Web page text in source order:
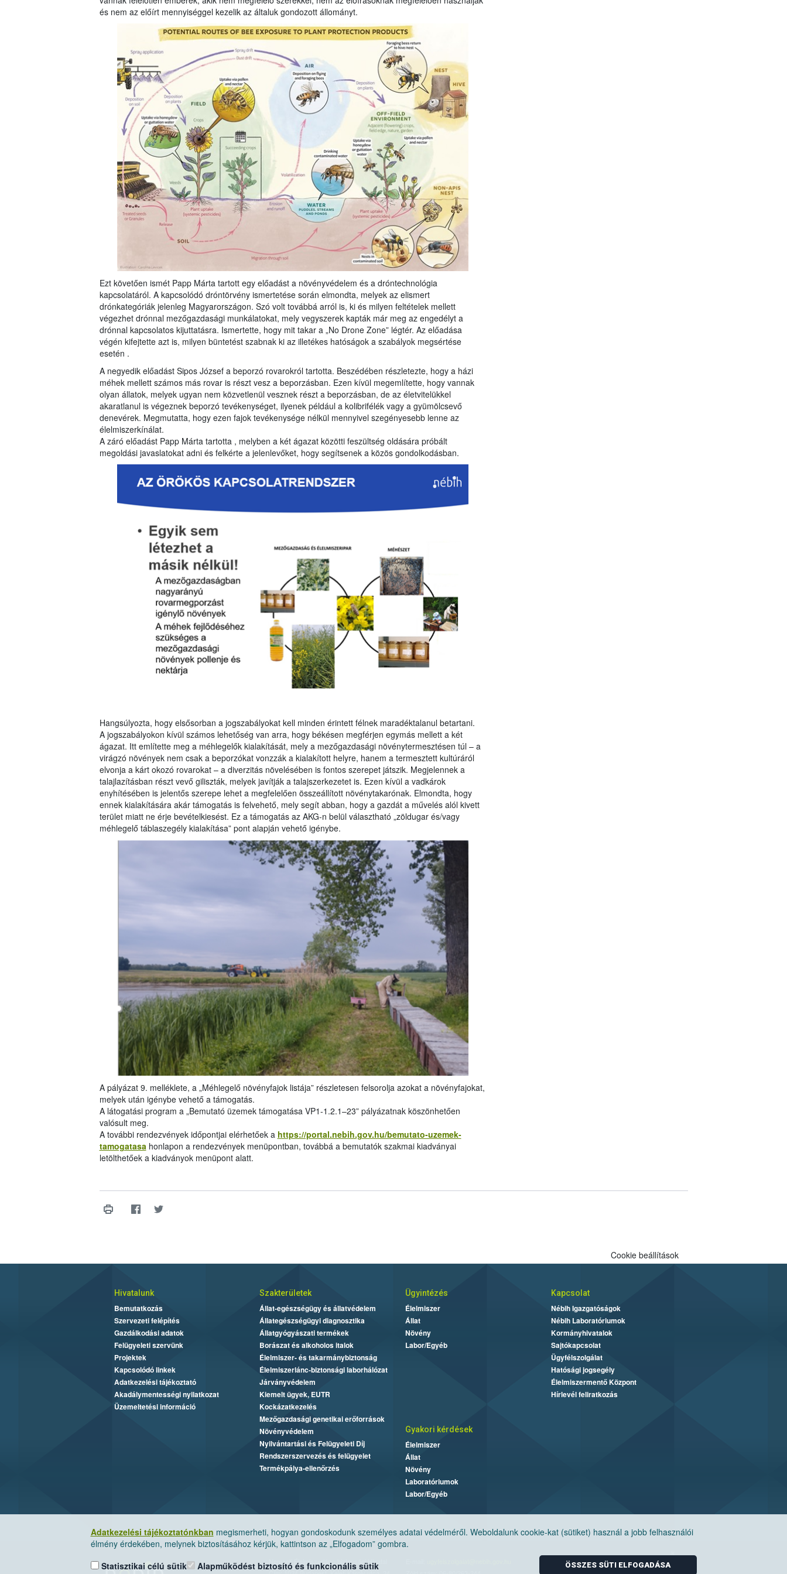
és nem az előírt mennyiséggel kezelik az általuk gondozott állományt.
Ezt követően ismét Papp Márta tartott egy előadást a növényvédelem és a dróntechnológia
kapcsolatáról. A kapcsolódó dróntörvény ismertetése során elmondta, melyek az elismert
drónkategóriák jelenleg Magyarországon. Szó volt továbbá arról is, ki és milyen feltételek mellett
végezhet drónnal mezőgazdasági munkálatokat, mely vegyszerek kapták már meg az engedélyt a
drónnal kapcsolatos kijuttatásra. Ismertette, hogy mit takar a „No Drone Zone” légtér. Az előadása
végén kifejtette azt is, milyen büntetést szabnak ki az illetékes hatóságok a szabályok megsértése
esetén .
A negyedik előadást Sipos József a beporzó rovarokról tartotta. Beszédében részletezte, hogy a házi
méhek mellett számos más rovar is részt vesz a beporzásban. Ezen kívül megemlítette, hogy vannak
olyan állatok, melyek ugyan nem közvetlenül vesznek részt a beporzásban, de az életvitelükkel
akaratlanul is végeznek beporzó tevékenységet, ilyenek például a kolibrifélék vagy a gyümölcsevő
denevérek. Megmutatta, hogy ezen fajok tevékenysége nélkül mennyivel szegényesebb lenne az
élelmiszerkínálat.
A záró előadást Papp Márta tartotta , melyben a két ágazat közötti feszültség oldására próbált
megoldási javaslatokat adni és felkérte a jelenlevőket, hogy segítsenek a közös gondolkodásban.
Hangsúlyozta, hogy elsősorban a jogszabályokat kell minden érintett félnek maradéktalanul betartani.
A jogszabályokon kívül számos lehetőség van arra, hogy békésen megférjen egymás mellett a két
ágazat. Itt említette meg a méhlegelők kialakítását, mely a mezőgazdasági növénytermesztésen túl – a
virágzó növények nem csak a beporzókat vonzzák a kialakított helyre, hanem a termesztett kultúráról
elvonja a kárt okozó rovarokat – a diverzitás növelésében is fontos szerepet játszik. Megjelennek a
talajlazításban részt vevő giliszták, melyek javítják a talajszerkezetet is. Ezen kívül a vadkárok
enyhítésében is jelentős szerepe lehet a megfelelően összeállított növénytakarónak. Elmondta, hogy
ennek kialakítására akár támogatás is felvehető, mely segít abban, hogy a gazdát a művelés alól kivett
terület miatt ne érje bevételkiesést. Ez a támogatás az AKG-n belül választható „zöldugar és/vagy
méhlegelő táblaszegély kialakítása” pont alapján vehető igénybe.
A pályázat 9. melléklete, a „Méhlegelő növényfajok listája” részletesen felsorolja azokat a növényfajokat,
melyek után igénybe vehető a támogatás.
A látogatási program a „Bemutató üzemek támogatása VP1-1.2.1–23” pályázatnak köszönhetően
valósult meg.
A további rendezvények időpontjai elérhetőek a https://portal.nebih.gov.hu/bemutato-uzemek-
tamogatasahonlapon a rendezvények menüpontban, továbbá a bemutatók szakmai kiadványai
letölthetőek a kiadványok menüpont alatt.
Adatkezelési tájékoztatónkban megismerheti, hogyan gondoskodunk személyes adatai védelméről. Weboldalunk cookie-kat (sütiket) használ a jobb felhasználói
élmény érdekében, melynek biztosításához kérjük, kattintson az „Elfogadom” gombra.
Statisztikai célú sütik
Alapműködést biztosító és funkcionális sütik ÖSSZES SÜTI ELFOGADÁSA
Cookie beállítások
Hivatalunk
Bemutatkozás
Szervezeti felépítés
Gazdálkodási adatok
Felügyeleti szervünk
Projektek
Kapcsolódó linkek
Adatkezelési tájékoztató
Akadálymentességi nyilatkozat
Üzemeltetési információ
Szakterületek
Állat-egészségügy és állatvédelem
Állategészségügyi diagnosztika
Állatgyógyászati termékek
Borászat és alkoholos italok
Élelmiszer- és takarmánybiztonság
Élelmiszerlánc-biztonsági laborhálózat
Járványvédelem
Kiemelt ügyek, EUTR
Kockázatkezelés
Mezőgazdasági genetikai erőforrások
Növényvédelem
Nyilvántartási és Felügyeleti Díj
Rendszerszervezés és felügyelet
Termékpálya-ellenőrzés
Ügyintézés
Élelmiszer
Állat
Növény
Labor/Egyéb
Kapcsolat
Nébih Igazgatóságok
Nébih Laboratóriumok
Kormányhivatalok
Sajtókapcsolat
Ügyfélszolgálat
Hatósági jogsegély
Élelmiszermentő Központ
Hírlevél feliratkozás
Gyakori kérdések
Élelmiszer
Állat
Növény
Laboratóriumok
Labor/Egyéb
Nemzeti Élelmiszerlánc-biztonsági Hivatal